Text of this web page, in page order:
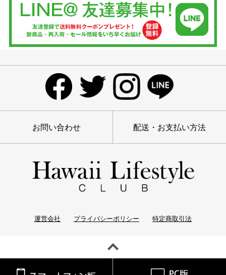
お問い合わせ 配送・お支払い方法
運営会社 プライバシーポリシー 特定商取引法